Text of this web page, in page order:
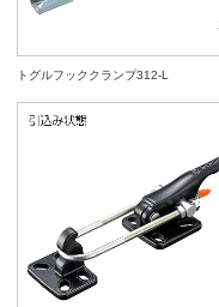
トグルフッククランプ312-L